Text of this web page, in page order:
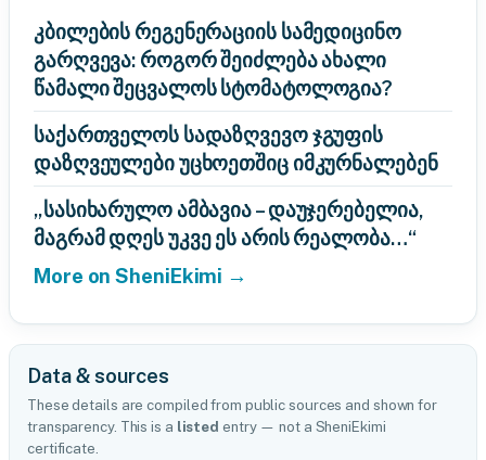
კბილების რეგენერაციის სამედიცინო
გარღვევა: როგორ შეიძლება ახალი
წამალი შეცვალოს სტომატოლოგია?
საქართველოს სადაზღვევო ჯგუფის
დაზღვეულები უცხოეთშიც იმკურნალებენ
„სასიხარულო ამბავია – დაუჯერებელია,
მაგრამ დღეს უკვე ეს არის რეალობა…“
More on SheniEkimi →
Data & sources
These details are compiled from public sources and shown for
transparency. This is a listed entry — not a SheniEkimi
certificate.